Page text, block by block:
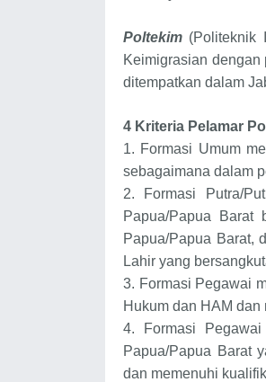
Poltekim (Politeknik
Keimigrasian
ditempatkan dalam
4 Kriteria Pelamar
1. Formasi Umum
sebagaimana dalam
2. Formasi Putra/
Papua/Papua Barat
Papua/Papua Barat,
Lahir yang
3. Formasi Pegawai
Hukum dan HAM
4.
Formasi
Papua/Papua Barat
dan memenuhi